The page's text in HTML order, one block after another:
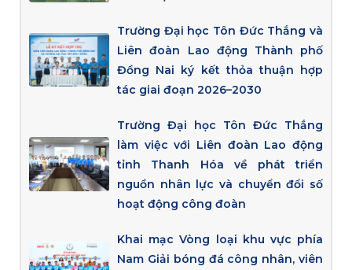
Trường Đại học Tôn Đức Thắng và
Liên đoàn Lao động Thành phố
Đồng Nai ký kết thỏa thuận hợp
tác giai đoạn 2026–2030
Trường Đại học Tôn Đức Thắng
làm việc với Liên đoàn Lao động
tỉnh Thanh Hóa về phát triển
nguồn nhân lực và chuyển đổi số
hoạt động công đoàn
Khai mạc Vòng loại khu vực phía
Nam Giải bóng đá công nhân, viên